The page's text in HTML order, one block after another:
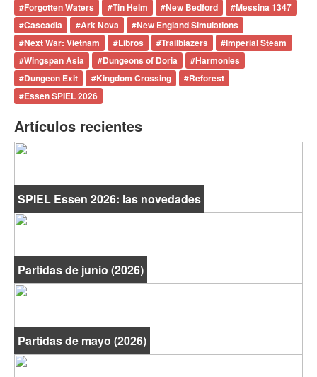
#Forgotten Waters #Tin Helm #New Bedford #Messina 1347
#Cascadia #Ark Nova #New England Simulations
#Next War: Vietnam #Libros #Trailblazers #Imperial Steam
#Wingspan Asia #Dungeons of Doria #Harmonies
#Dungeon Exit #Kingdom Crossing #Reforest
#Essen SPIEL 2026
Artículos recientes
SPIEL Essen 2026: las novedades
Partidas de junio (2026)
Partidas de mayo (2026)